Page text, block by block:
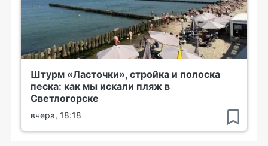
Штурм «Ласточки», стройка и полоска
песка: как мы искали пляж в
Светлогорске
вчера, 18:18